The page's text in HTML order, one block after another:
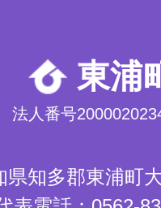
東浦
法人番号
県知多郡東浦町